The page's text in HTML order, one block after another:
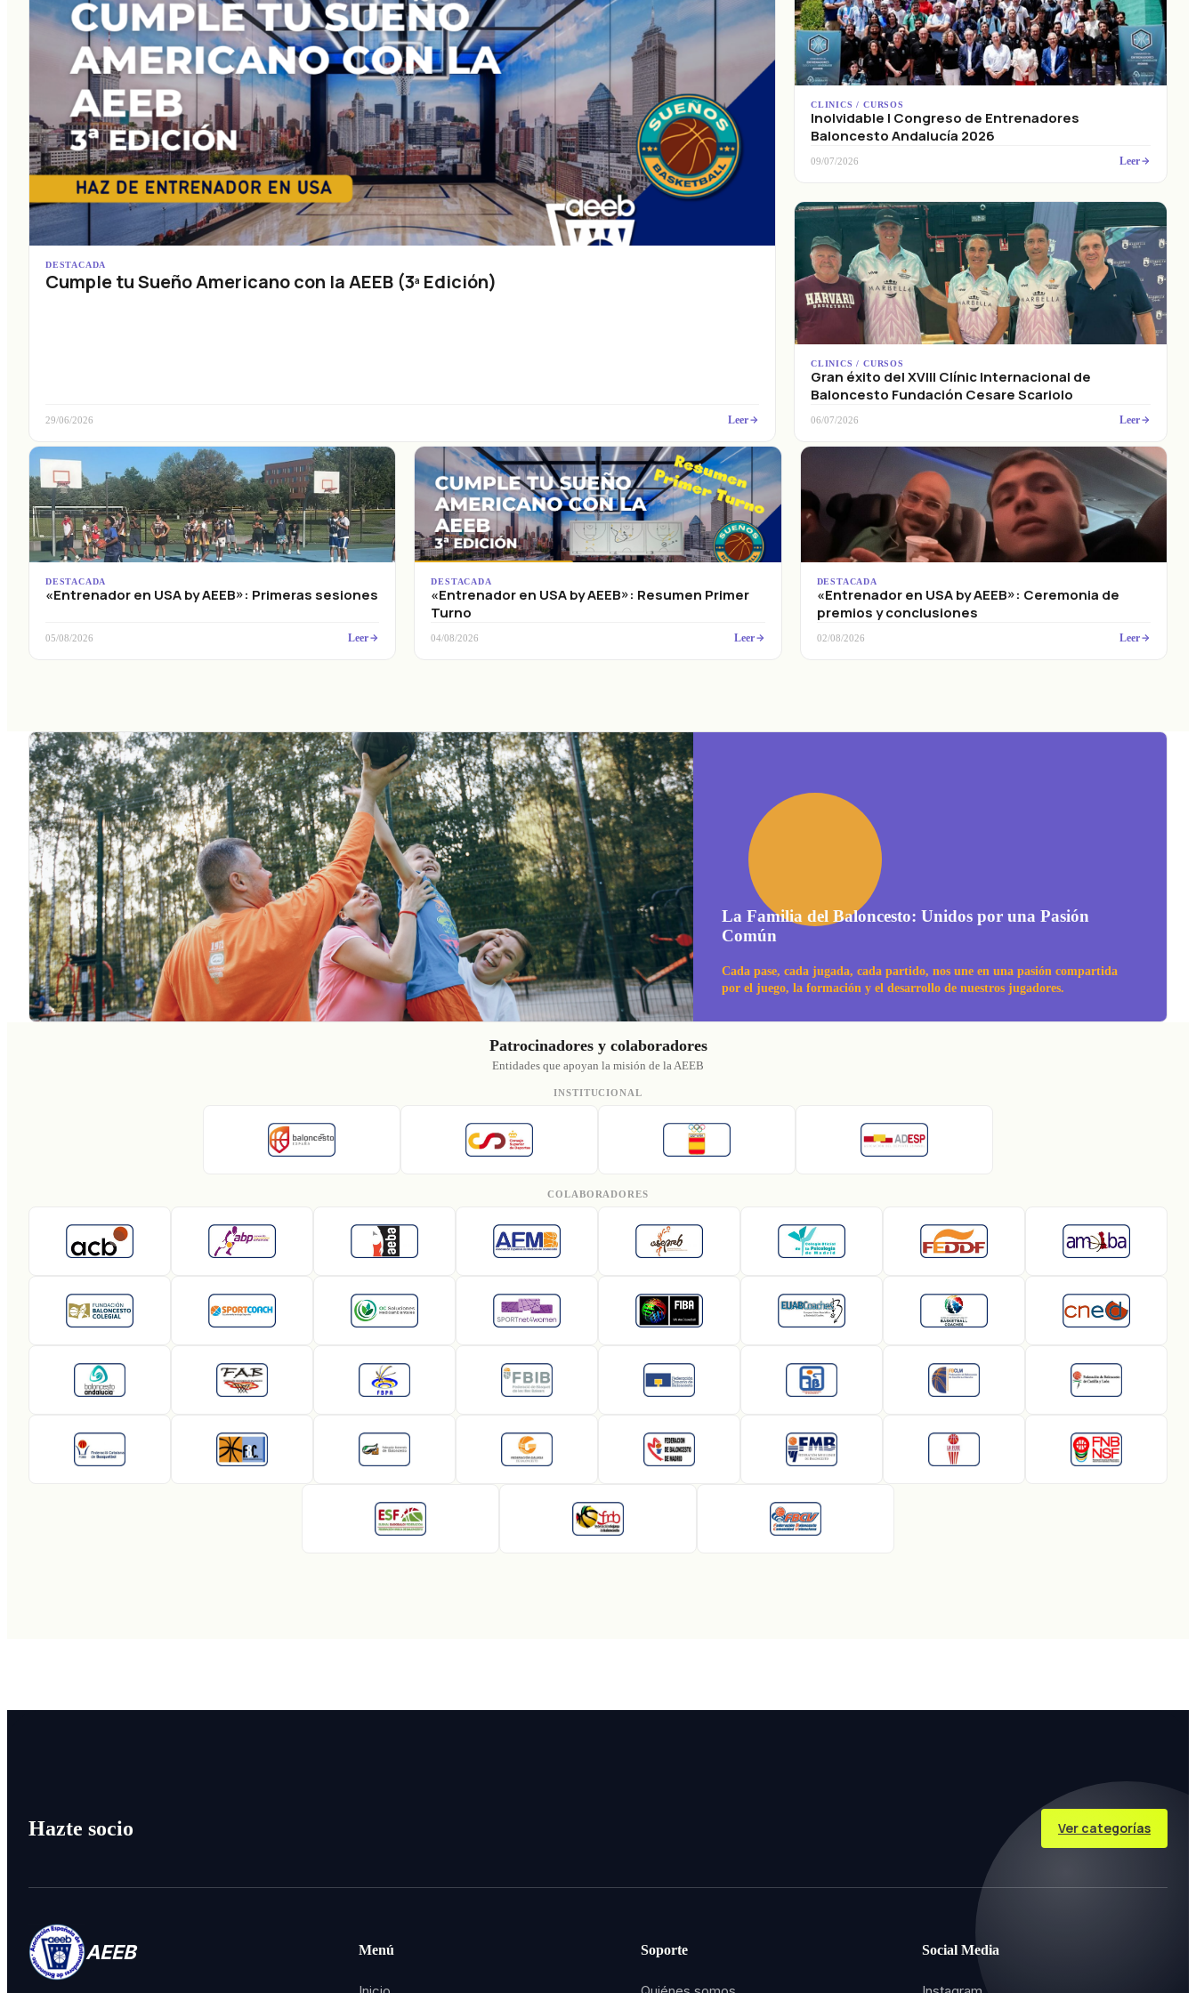
DESTACADA
Cumple tu Sueño Americano con la AEEB (3ª Edición)
29/06/2026 Leer
CLINICS / CURSOS
Inolvidable I Congreso de Entrenadores
Baloncesto Andalucía 2026
09/07/2026 Leer
CLINICS / CURSOS
Gran éxito del XVIII Clínic Internacional de
Baloncesto Fundación Cesare Scariolo
06/07/2026 Leer
DESTACADA
«Entrenador en USA by AEEB»: Primeras sesiones
05/08/2026 Leer
DESTACADA
«Entrenador en USA by AEEB»: Resumen Primer
Turno
04/08/2026 Leer
DESTACADA
«Entrenador en USA by AEEB»: Ceremonia de
premios y conclusiones
02/08/2026 Leer
La Familia del Baloncesto: Unidos por una Pasión
Común
Cada pase, cada jugada, cada partido, nos une en una pasión compartida
por el juego, la formación y el desarrollo de nuestros jugadores.
Patrocinadores y colaboradores
Entidades que apoyan la misión de la AEEB
INSTITUCIONAL
COLABORADORES
Hazte socio Ver categorías
AEEB Menú Soporte Social Media